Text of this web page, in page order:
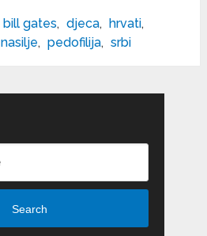
bill gates, djeca, hrvati,
nasilje, pedofilija, srbi
Search